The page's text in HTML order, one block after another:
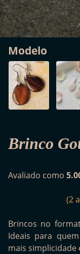
Modelo
Brinco
Avaliado como
(2
Brincos no
Ideais para
mais simplicidade